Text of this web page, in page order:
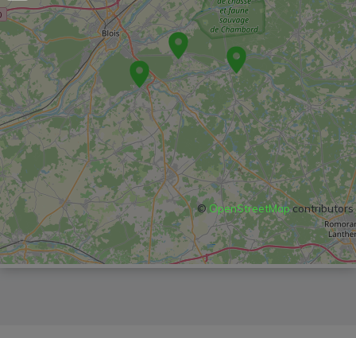
© OpenStreetMapcontributors